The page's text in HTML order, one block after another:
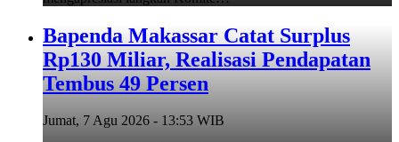
Bapenda Makassar Catat Surplus
Rp130 Miliar, Realisasi Pendapatan
Tembus 49 Persen
Jumat, 7 Agu 2026 - 13:53 WIB